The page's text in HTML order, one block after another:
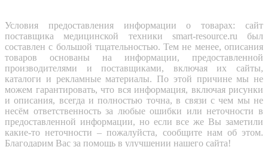
Условия предоставления информации о товарах: сайт
поставщика медицинской техники smart-resource.ru был
составлен с большой тщательностью. Тем не менее, описания
товаров основаны на информации, предоставленной
производителями и поставщиками, включая их сайты,
каталоги и рекламные материалы. По этой причине мы не
можем гарантировать, что вся информация, включая рисунки
и описания, всегда и полностью точна, в связи с чем мы не
несём ответственность за любые ошибки или неточности в
предоставленной информации, но если все же Вы заметили
какие-то неточности – пожалуйста, сообщите нам об этом.
Благодарим Вас за помощь в улучшении нашего сайта!